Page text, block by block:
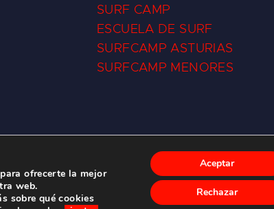
SURF CAMP
ESCUELA DE SURF
SURFCAMP ASTURIAS
SURFCAMP MENORES
ofrecerte la mejor
web.
sobre qué cookies
Aceptar
Rechazar